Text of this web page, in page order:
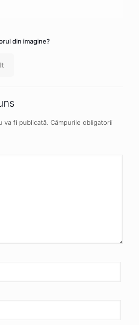
din imagine?
va fi publicată. Câmpurile obligatorii